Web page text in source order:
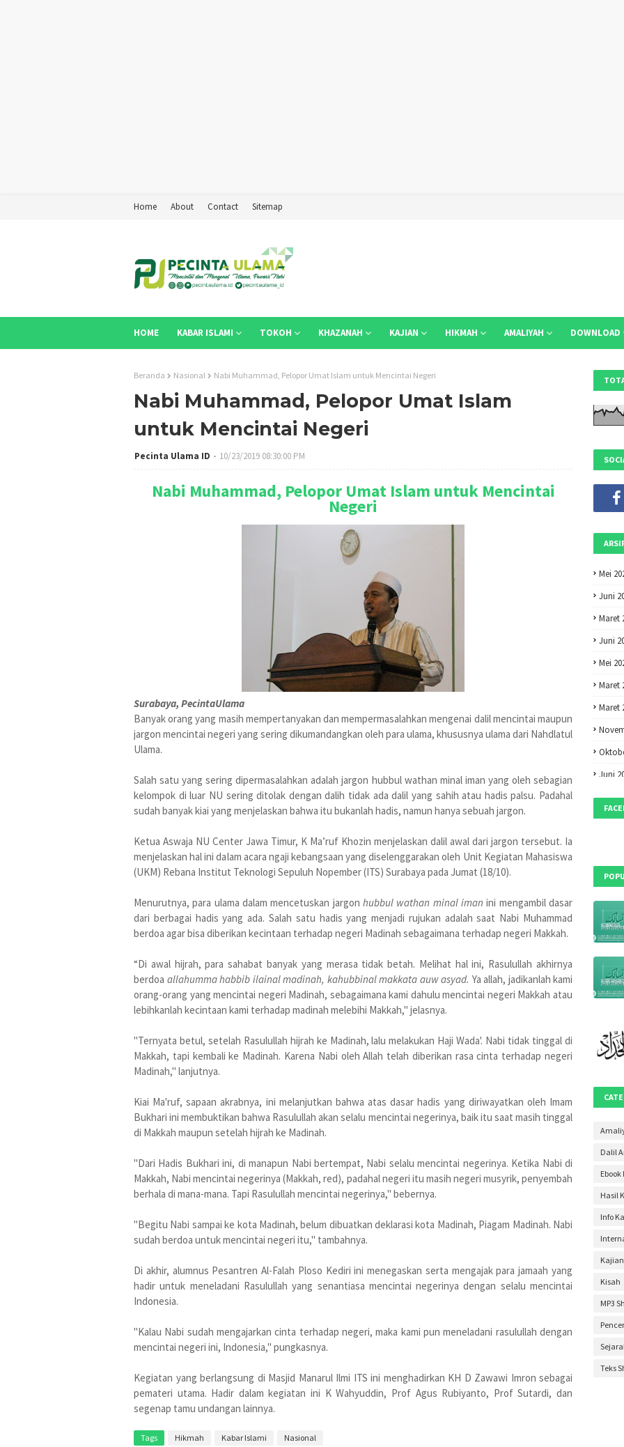
Home About Contact Sitemap
HOME KABAR ISLAMI TOKOH KHAZANAH KAJIAN HIKMAH AMALIYAH DOWNLOAD
Beranda Nasional Nabi Muhammad, Pelopor Umat Islam untuk Mencintai Negeri
Nabi Muhammad, Pelopor Umat Islam
untuk Mencintai Negeri
Pecinta Ulama ID 10/23/2019 08:30:00 PM
Nabi Muhammad, Pelopor Umat Islam untuk Mencintai
Negeri
Surabaya, PecintaUlama
Banyak orang yang masih mempertanyakan dan mempermasalahkan mengenai dalil mencintai maupun
jargon mencintai negeri yang sering dikumandangkan oleh para ulama, khususnya ulama dari Nahdlatul
Ulama.
Salah satu yang sering dipermasalahkan adalah jargon hubbul wathan minal iman yang oleh sebagian
kelompok di luar NU sering ditolak dengan dalih tidak ada dalil yang sahih atau hadis palsu. Padahal
sudah banyak kiai yang menjelaskan bahwa itu bukanlah hadis, namun hanya sebuah jargon.
Ketua Aswaja NU Center Jawa Timur, K Ma’ruf Khozin menjelaskan dalil awal dari jargon tersebut. Ia
menjelaskan hal ini dalam acara ngaji kebangsaan yang diselenggarakan oleh Unit Kegiatan Mahasiswa
(UKM) Rebana Institut Teknologi Sepuluh Nopember (ITS) Surabaya pada Jumat (18/10).
Menurutnya, para ulama dalam mencetuskan jargon hubbul wathan minal imanini mengambil dasar
dari berbagai hadis yang ada. Salah satu hadis yang menjadi rujukan adalah saat Nabi Muhammad
berdoa agar bisa diberikan kecintaan terhadap negeri Madinah sebagaimana terhadap negeri Makkah.
“Di awal hijrah, para sahabat banyak yang merasa tidak betah. Melihat hal ini, Rasulullah akhirnya
berdoa allahumma habbib ilainal madinah, kahubbinal makkata auw asyad. Ya allah, jadikanlah kami
orang-orang yang mencintai negeri Madinah, sebagaimana kami dahulu mencintai negeri Makkah atau
lebihkanlah kecintaan kami terhadap madinah melebihi Makkah," jelasnya.
"Ternyata betul, setelah Rasulullah hijrah ke Madinah, lalu melakukan Haji Wada'. Nabi tidak tinggal di
Makkah, tapi kembali ke Madinah. Karena Nabi oleh Allah telah diberikan rasa cinta terhadap negeri
Madinah," lanjutnya.
Kiai Ma'ruf, sapaan akrabnya, ini melanjutkan bahwa atas dasar hadis yang diriwayatkan oleh Imam
Bukhari ini membuktikan bahwa Rasulullah akan selalu mencintai negerinya, baik itu saat masih tinggal
di Makkah maupun setelah hijrah ke Madinah.
"Dari Hadis Bukhari ini, di manapun Nabi bertempat, Nabi selalu mencintai negerinya. Ketika Nabi di
Makkah, Nabi mencintai negerinya (Makkah, red), padahal negeri itu masih negeri musyrik, penyembah
berhala di mana-mana. Tapi Rasulullah mencintai negerinya," bebernya.
"Begitu Nabi sampai ke kota Madinah, belum dibuatkan deklarasi kota Madinah, Piagam Madinah. Nabi
sudah berdoa untuk mencintai negeri itu," tambahnya.
Di akhir, alumnus Pesantren Al-Falah Ploso Kediri ini menegaskan serta mengajak para jamaah yang
hadir untuk meneladani Rasulullah yang senantiasa mencintai negerinya dengan selalu mencintai
Indonesia.
"Kalau Nabi sudah mengajarkan cinta terhadap negeri, maka kami pun meneladani rasulullah dengan
mencintai negeri ini, Indonesia," pungkasnya.
Kegiatan yang berlangsung di Masjid Manarul Ilmi ITS ini menghadirkan KH D Zawawi Imron sebagai
pemateri utama. Hadir dalam kegiatan ini K Wahyuddin, Prof Agus Rubiyanto, Prof Sutardi, dan
segenap tamu undangan lainnya.
Tags Hikmah Kabar Islami Nasional
Mei
Juni
Maret
Juni
Mei
Maret
Maret
Juni
Mei
April
April
Maret
Juli
Juni
Mei
April
Maret
Dalil
Hasil
Info
Kajian
Kisah
MP3
Teks